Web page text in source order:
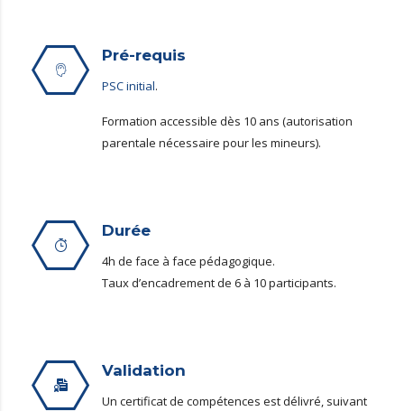
Pré-requis
PSC initial.
Formation accessible dès 10 ans (autorisation
parentale nécessaire pour les mineurs).
Durée
4h de face à face pédagogique.
Taux d’encadrement de 6 à 10 participants.
Validation
Un certificat de compétences est délivré, suivant